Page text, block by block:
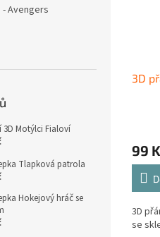
Avengers
3D Motýlci Fialoví
Tlapková patrola
Hokejový hráč se
3D
99
3D
se